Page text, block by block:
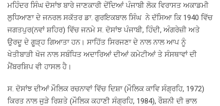
ਮਹਿੰਦਰ ਸਿੰਘ ਦੋਸਾਂਝ ਬਾਰੇ ਜਾਣਕਾਰੀ ਦੇਂਦਿਆਂ ਪੰਜਾਬੀ ਲੋਕ ਵਿਰਾਸਤ ਅਕਾਡਮੀ
ਲੁਧਿਆਣਾ ਦੇ ਜਨਰਲ ਸਕੱਤਰ ਡਾ. ਗੁਰਇਕਬਾਲ ਸਿੰਘ ਨੇ ਦੱਸਿਆ ਕਿ 1940 ਵਿੱਚ
ਜਗਤਪੁਰ(ਨਵਾਂ ਸ਼ਹਿਰ) ਵਿੱਚ ਜਨਮੇ ਸ. ਦੋਸਾਂਝ ਪੰਜਾਬੀ, ਹਿੰਦੀ, ਅੰਗਰੇਜ਼ੀ ਅਤੇ
ਉਰਦੂ ਦੇ ਗੂੜ੍ਹ ਗਿਆਤਾ ਹਨ। ਸਾਹਿੱਤ ਸਿਰਜਣਾ ਦੇ ਨਾਲ ਨਾਲ ਆਪ ਨੂੰ
ਖੇਤੀਬਾੜੀ ਖੋਜ ਨਾਲ ਸਬੰਧਿਤ ਅਦਾਰਿਆਂ ਦੀਆਂ ਕਮੇਟੀਆਂ ਤੇ ਸੰਸਥਾਵਾਂ ਦੀ
ਮੈਂਬਰਸ਼ਿਪ ਵੀ ਹਾਸਲ ਹੈ।
ਸ. ਦੋਸਾਂਝ ਦੀਆਂ ਮੌਲਿਕ ਰਚਨਾਵਾਂ ਵਿੱਚ ਦਿਸ਼ਾ (ਮੌਲਿਕ ਕਾਵਿ ਸੰਗ੍ਰਹਿ, 1972)
ਕਿਰਤ ਨਾਲ ਜੁੜੇ ਰਿਸ਼ਤੇ (ਮੌਲਿਕ ਕਹਾਣੀ ਸੰਗ੍ਰਹਿ, 1984), ਰੌਸ਼ਨੀ ਦੀ ਭਾਲ